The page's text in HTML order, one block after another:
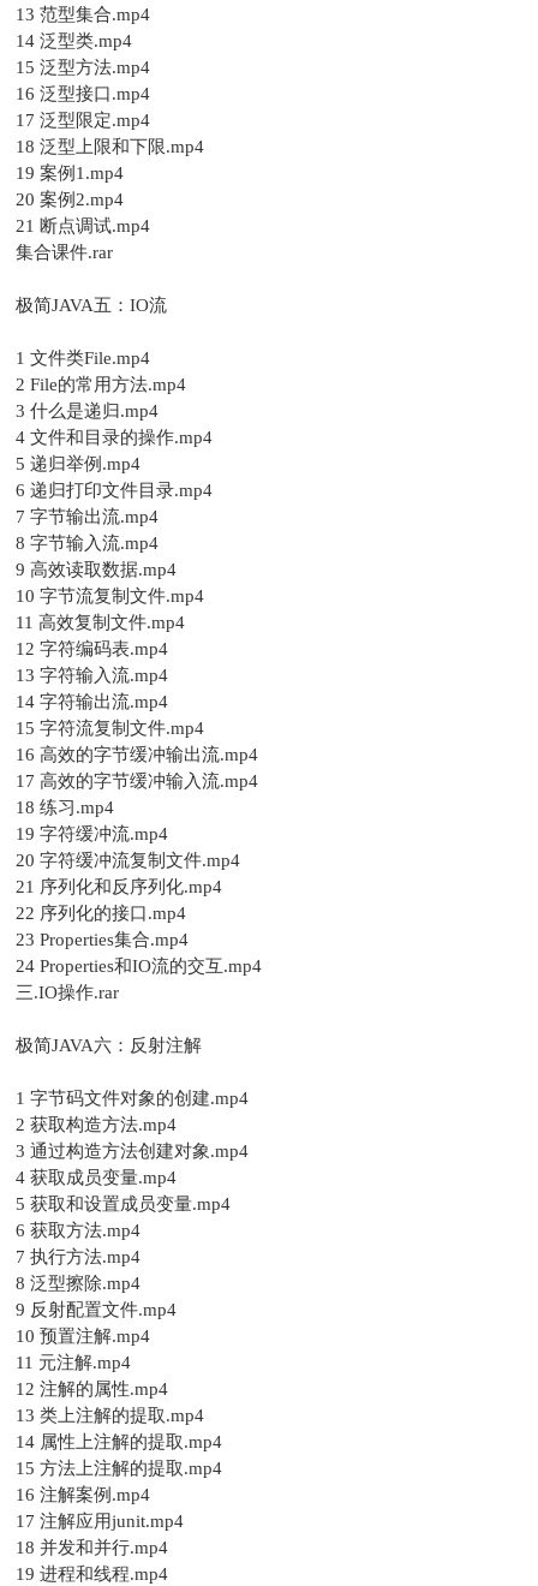
13 范型集合.mp4
14 泛型类.mp4
15 泛型方法.mp4
16 泛型接口.mp4
17 泛型限定.mp4
18 泛型上限和下限.mp4
19 案例1.mp4
20 案例2.mp4
21 断点调试.mp4
集合课件.rar
极简JAVA五：IO流
1 文件类File.mp4
2 File的常用方法.mp4
3 什么是递归.mp4
4 文件和目录的操作.mp4
5 递归举例.mp4
6 递归打印文件目录.mp4
7 字节输出流.mp4
8 字节输入流.mp4
9 高效读取数据.mp4
10 字节流复制文件.mp4
11 高效复制文件.mp4
12 字符编码表.mp4
13 字符输入流.mp4
14 字符输出流.mp4
15 字符流复制文件.mp4
16 高效的字节缓冲输出流.mp4
17 高效的字节缓冲输入流.mp4
18 练习.mp4
19 字符缓冲流.mp4
20 字符缓冲流复制文件.mp4
21 序列化和反序列化.mp4
22 序列化的接口.mp4
23 Properties集合.mp4
24 Properties和IO流的交互.mp4
三.IO操作.rar
极简JAVA六：反射注解
1 字节码文件对象的创建.mp4
2 获取构造方法.mp4
3 通过构造方法创建对象.mp4
4 获取成员变量.mp4
5 获取和设置成员变量.mp4
6 获取方法.mp4
7 执行方法.mp4
8 泛型擦除.mp4
9 反射配置文件.mp4
10 预置注解.mp4
11 元注解.mp4
12 注解的属性.mp4
13 类上注解的提取.mp4
14 属性上注解的提取.mp4
15 方法上注解的提取.mp4
16 注解案例.mp4
17 注解应用junit.mp4
18 并发和并行.mp4
19 进程和线程.mp4